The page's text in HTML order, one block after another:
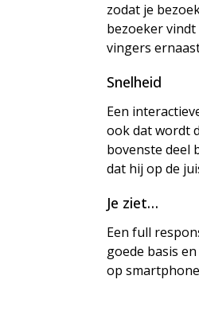
zodat je
bezoeker
vingers
Snelheid
Een
ook dat wordt
bovenste deel
dat hij op de
Je ziet…
Een full
goede basis
op